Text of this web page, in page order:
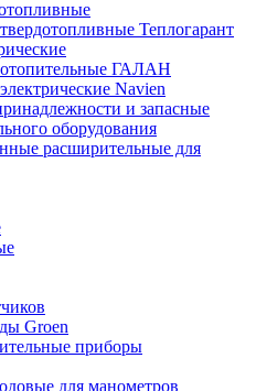
Теплогарант
ГАЛАН
Navien
и запасные
оборудования
расширительные для
Groen
приборы
для манометров